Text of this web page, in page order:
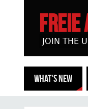
JOIN THE
WHAT'S NEW